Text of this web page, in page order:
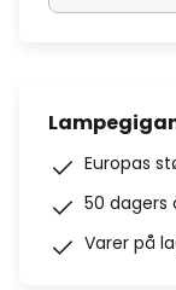
Europas
50 dagers
Varer på